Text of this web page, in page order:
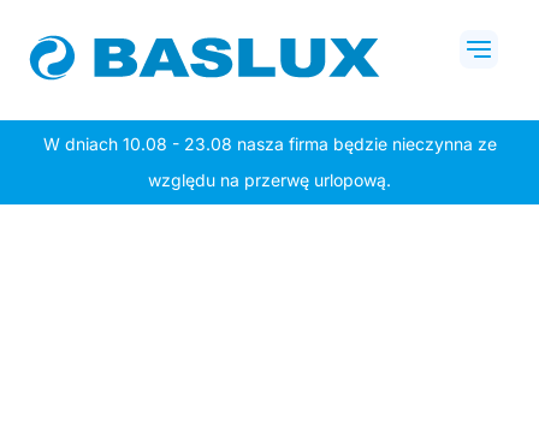
treści
W dniach 10.08 - 23.08 nasza firma będzie nieczynna ze
względu na przerwę urlopową.